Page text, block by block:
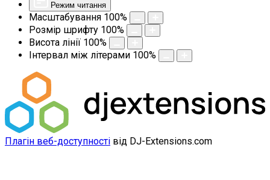
Режим читання
Масштабування 100%
Розмір шрифту 100%
Висота лінії 100%
Інтервал між літерами 100%
Плагін веб-доступності від DJ-Extensions.com